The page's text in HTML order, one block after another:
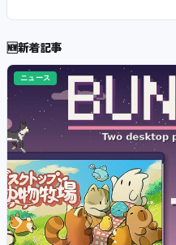
🆕新着記事
ニュース